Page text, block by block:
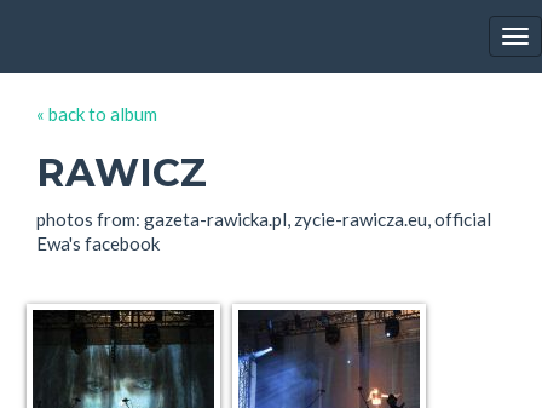
« back to album
RAWICZ
photos from: gazeta-rawicka.pl, zycie-rawicza.eu, official
Ewa's facebook